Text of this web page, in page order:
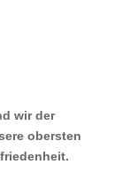
wir der
obersten